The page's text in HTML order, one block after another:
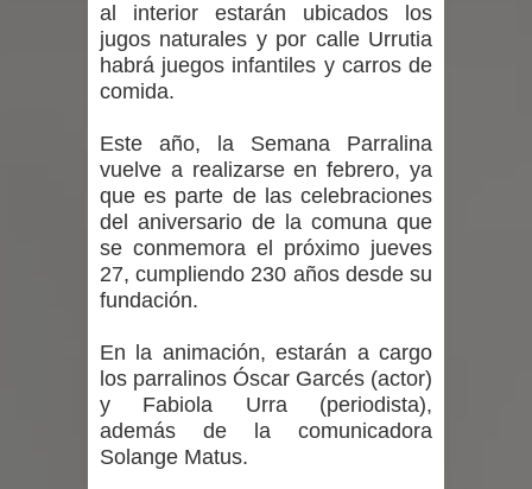
GORE Maule figura tercero a nivel
nacional en gasto por viajes y
Dos internos intentaron escapar por
un forado desde la cárcel de Talca
Temporal obliga a cerrar
Chancho en Talca tras caída de
ramas cerca de carpas
al interior estarán ubicados los
jugos naturales y por calle Urrutia
habrá juegos infantiles y carros de
comida.
Este año, la Semana Parralina
vuelve a realizarse en febrero, ya
que es parte de las celebraciones
del aniversario de la comuna que
se conmemora el próximo jueves
27, cumpliendo 230 años desde su
fundación.
En la animación, estarán a cargo
los parralinos Óscar Garcés (actor)
y Fabiola Urra (periodista),
además de la comunicadora
Solange Matus.